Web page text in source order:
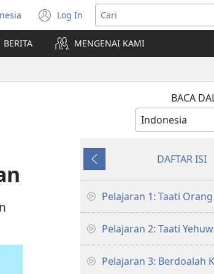
Log In
(terbuka
di
window
baru)
BERITA MENGENAI KAMI
BACA
Sebelumnya
DAFTAR ISI
Pelajaran 1: Taati
Pelajaran 2: Taati
Pelajaran 3: Berdoalah